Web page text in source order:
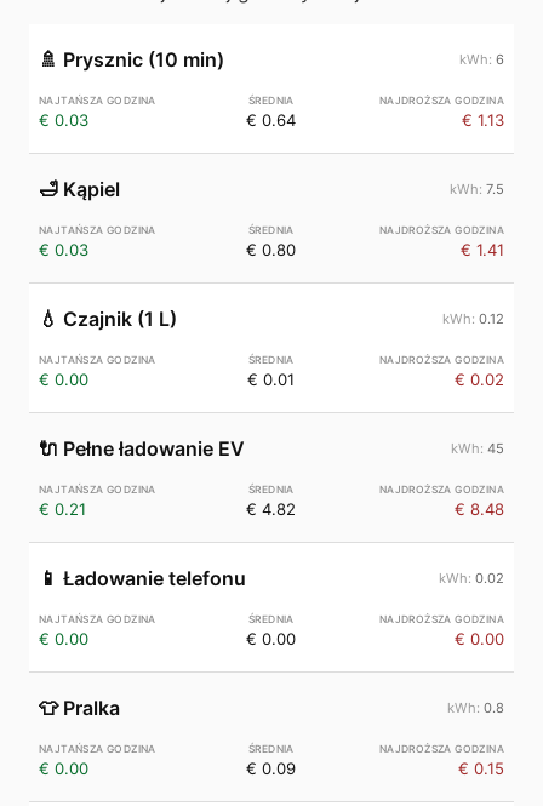
🚿 Prysznic (10 min) 6
€ 0.03 € 0.64 € 1.13
🛁 Kąpiel 7.5
€ 0.03 € 0.80 € 1.41
💧 Czajnik (1 L) 0.12
€ 0.00 € 0.01 € 0.02
🔌 Pełne ładowanie EV 45
€ 0.21 € 4.82 € 8.48
📱 Ładowanie telefonu 0.02
€ 0.00 € 0.00 € 0.00
👕 Pralka 0.8
€ 0.00 € 0.09 € 0.15